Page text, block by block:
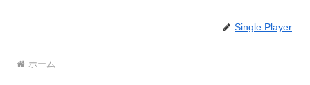
Single Player
ホーム